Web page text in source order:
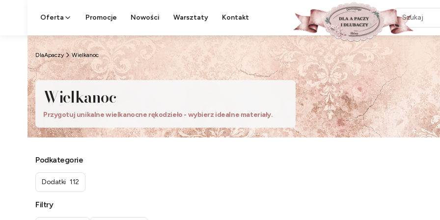
Oferta Promocje Nowości Warsztaty Kontakt
DlaApaczy Wielkanoc
Wielkanoc
Przygotuj unikalne wielkanocne rękodzieło - wybierz idealne materiały.
Podkategorie
Dodatki 112
Filtry